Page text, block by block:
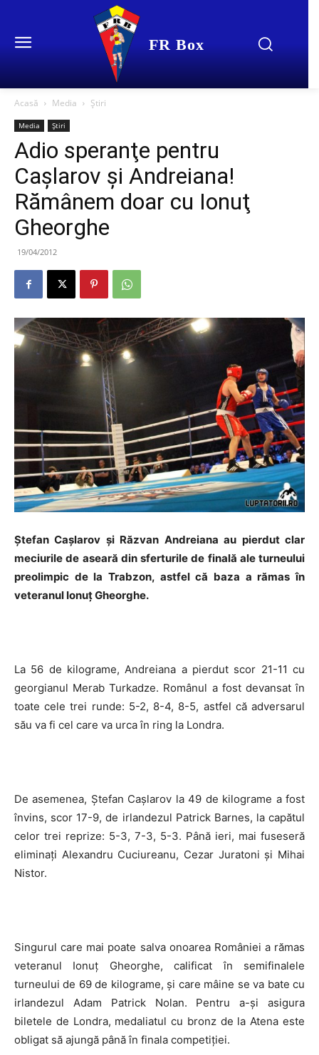
FR Box
Acasă Media Știri
Media Știri
Adio speranţe pentru
Caşlarov şi Andreiana!
Rămânem doar cu Ionuţ
Gheorghe
19/04/2012
Ştefan Caşlarov şi Răzvan Andreiana au pierdut clar
meciurile de aseară din sferturile de finală ale turneului
preolimpic de la Trabzon, astfel că baza a rămas în
veteranul Ionuţ Gheorghe.
La 56 de kilograme, Andreiana a pierdut scor 21-11 cu
georgianul Merab Turkadze. Românul a fost devansat în
toate cele trei runde: 5-2, 8-4, 8-5, astfel că adversarul
său va fi cel care va urca în ring la Londra.
De asemenea, Ştefan Caşlarov la 49 de kilograme a fost
învins, scor 17-9, de irlandezul Patrick Barnes, la capătul
celor trei reprize: 5-3, 7-3, 5-3. Până ieri, mai fuseseră
eliminaţi Alexandru Cuciureanu, Cezar Juratoni şi Mihai
Nistor.
Singurul care mai poate salva onoarea României a rămas
veteranul Ionuţ Gheorghe, calificat în semifinalele
turneului de 69 de kilograme, şi care mâine se va bate cu
irlandezul Adam Patrick Nolan. Pentru a-şi asigura
biletele de Londra, medaliatul cu bronz de la Atena este
obligat să ajungă până în finala competiţiei.